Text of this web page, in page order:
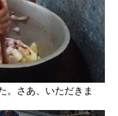
。さあ、いただきま